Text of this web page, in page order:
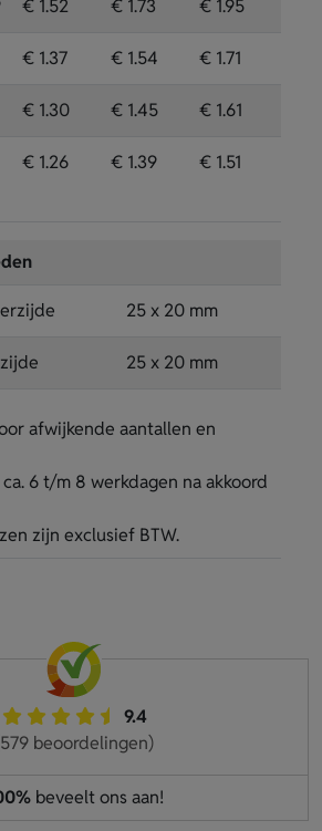
€ 1.52 € 1.73 € 1.95
€ 1.37 € 1.54 € 1.71
€ 1.30 € 1.45 € 1.61
€ 1.26 € 1.39 € 1.51
25 x 20 mm
25 x 20 mm
afwijkende aantallen en
6 t/m 8 werkdagen na akkoord
zijn exclusief BTW.
9.4
beoordelingen)
beveelt ons aan!